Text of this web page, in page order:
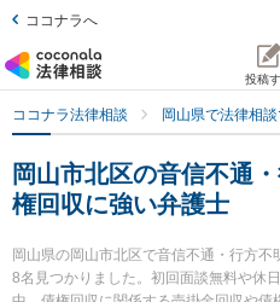
ココナラへ
投稿
ココナラ法律相談 岡山県で法律相
岡山市北区の音信不通
権回収に強い弁護士
岡山県の岡山市北区で音信不通・行方
8名見つかりました。初回面談無料や休